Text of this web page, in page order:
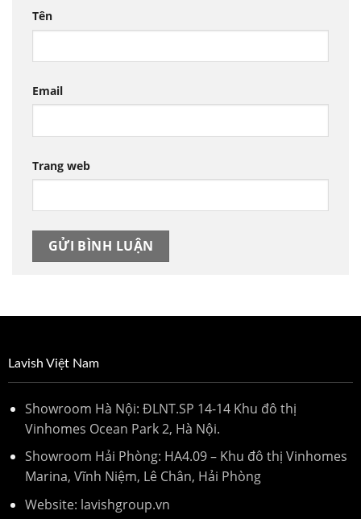
Tên
Email
Trang web
Lavish Việt Nam
Showroom Hà Nội: ĐLNT.SP 14-14 Khu đô thị
Vinhomes Ocean Park 2, Hà Nội.
Showroom Hải Phòng: HA4.09 – Khu đô thị Vinhomes
Marina, Vĩnh Niệm, Lê Chân, Hải Phòng
Website: lavishgroup.vn